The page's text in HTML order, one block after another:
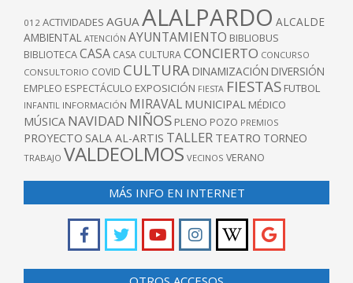
012 ACTIVIDADES AGUA ALALPARDO ALCALDE
AMBIENTAL ATENCIÓN AYUNTAMIENTO BIBLIOBUS
BIBLIOTECACASA CASA CULTURACONCIERTO CONCURSO
CONSULTORIO COVID CULTURA DINAMIZACIÓN DIVERSIÓN
EMPLEO ESPECTÁCULO EXPOSICIÓN FIESTA FIESTAS FUTBOL
INFANTIL INFORMACIÓN MIRAVAL MUNICIPAL MÉDICO
MÚSICA NAVIDAD NIÑOS PLENO POZO PREMIOS
PROYECTO SALA AL-ARTIS TALLER TEATRO TORNEO
TRABAJO VALDEOLMOS VECINOS VERANO
MÁS INFO EN INTERNET